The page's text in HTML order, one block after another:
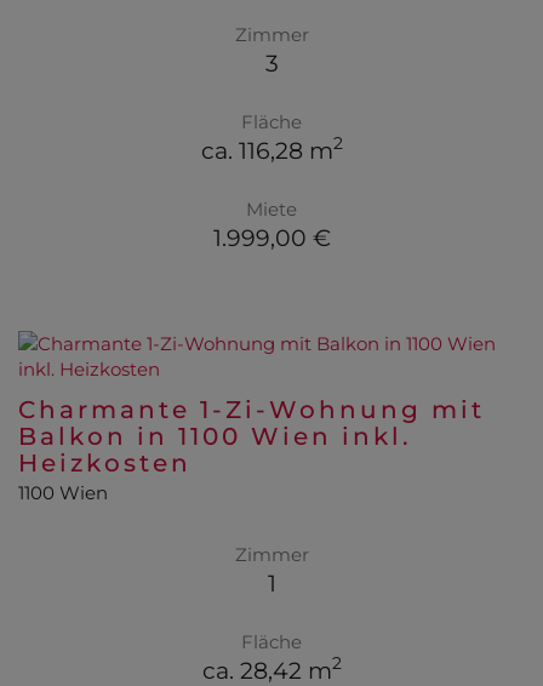
Zimmer
3
Fläche
ca. 116,28 m2
Miete
1.999,00 €
Charmante 1-Zi-Wohnung mit
Balkon in 1100 Wien inkl.
Heizkosten
1100 Wien
Zimmer
1
Fläche
ca. 28,42 m2